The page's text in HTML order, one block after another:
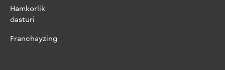
Hamkorlik
dasturi
Franchayzing